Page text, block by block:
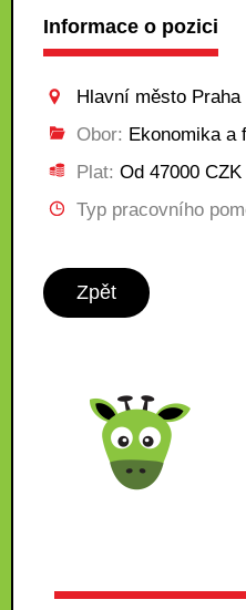
Informace o pozici
Hlavní město Praha
Obor: Ekonomika a
Plat: Od 47000
Typ pracovního
Zpět